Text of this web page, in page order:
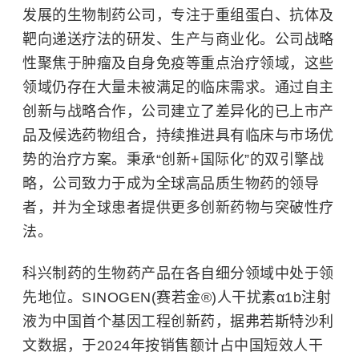
发展的生物制药公司，专注于重组蛋白、抗体及
靶向递送疗法的研发、生产与商业化。公司战略
性聚焦于肿瘤及自身免疫等重点治疗领域，这些
领域仍存在大量未被满足的临床需求。通过自主
创新与战略合作，公司建立了差异化的已上市产
品及候选药物组合，持续推进具有临床与市场优
势的治疗方案。秉承“创新+国际化”的双引擎战
略，公司致力于成为全球高品质生物药的领导
者，并为全球患者提供更多创新药物与突破性疗
法。
科兴制药的生物药产品在各自细分领域中处于领
先地位。SINOGEN(赛若金®)人干扰素α1b注射
液为中国首个基因工程创新药，据弗若斯特沙利
文数据，于2024年按销售额计占中国短效人干